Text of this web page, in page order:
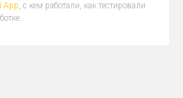
App, с кем работали, как тестировали